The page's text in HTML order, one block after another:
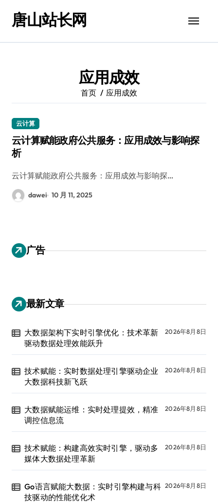
唐山站长网
应用成效
首页 应用成效
云计算
云计算赋能政府公共服务：应用成效与影响探
析
云计算赋能政府公共服务：应用成效与影响探…
dawei 10 月 11, 2025
广告
最新文章
大数据架构下实时引擎优化：技术革新
驱动数据处理效能跃升
2026年8月8日
技术赋能：实时数据处理引擎驱动企业
大数据科技新飞跃
2026年8月8日
大数据赋能运维：实时处理提效，精准
调控信息流
2026年8月8日
技术赋能：构建高效实时引擎，驱动多
媒体大数据处理革新
2026年8月8日
Go语言赋能大数据：实时引擎构建与科
技驱动的性能优化术
2026年8月8日